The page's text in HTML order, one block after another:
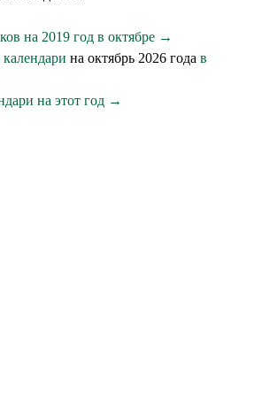
на 2019 год в октябре →
на октябрь 2026 года в
на этот год →